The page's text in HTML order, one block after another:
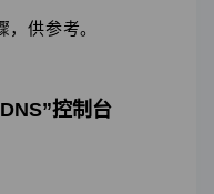
供参考。
控制台